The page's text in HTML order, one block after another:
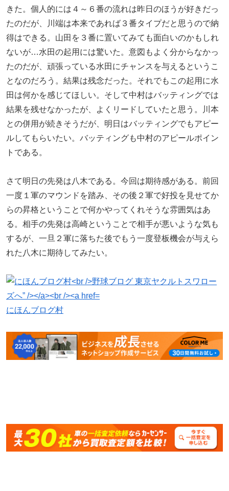
きた。個人的には４～６番の流れは昨日のほうが好きだっ
たのだが、川端は本来であれば３番タイプだと思うので納
得はできる。山田を３番に置いてみても面白いのかもしれ
ないが…水田の起用には驚いた。意図もよく分からなかっ
たのだが、頑張っている水田にチャンスを与えるというこ
となのだろう。結果は残念だった。それでもこの起用に水
田は何かを感じてほしい。そして中村はバッティングでは
結果を残せなかったが、よくリードしていたと思う。川本
との併用が続きそうだが、明日はバッティングでもアピー
ルしてもらいたい。バッティングも中村のアピールポイン
トである。
さて明日の先発は八木である。今回は期待感がある。前回
一度１軍のマウンドを踏み、その後２軍で好投を見せてか
らの昇格ということで何かやってくれそうな雰囲気はあ
る。相手の先発は高崎ということで相手が悪いような気も
するが、一旦２軍に落ちた後でもう一度登板機会が与えら
れた八木に期待してみたい。
にほんブログ村